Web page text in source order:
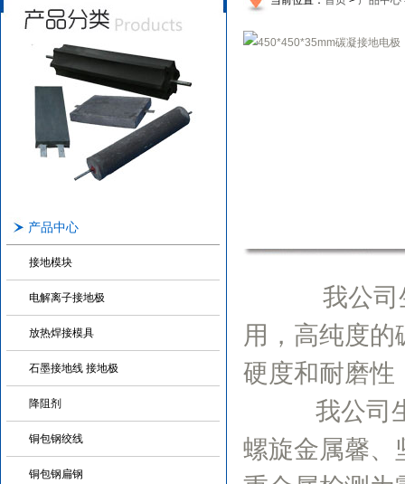
产品中心
接地模块
电解离子接地极
放热焊接模具
石墨接地线 接地极
降阻剂
铜包钢绞线
铜包钢扁钢
我公司生
用，高纯度
硬度和耐磨性
我公司生
螺旋金属馨、